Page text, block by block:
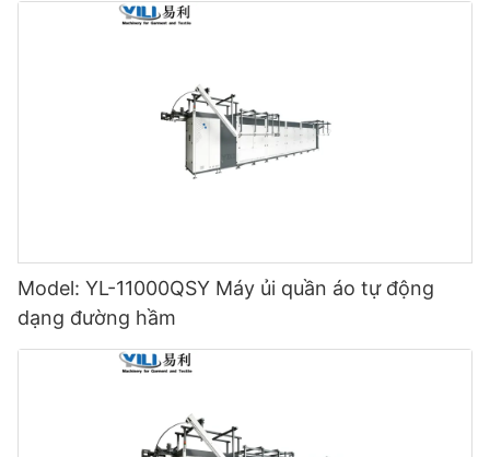
Model: YL-11000QSY Máy ủi quần áo tự động
dạng đường hầm